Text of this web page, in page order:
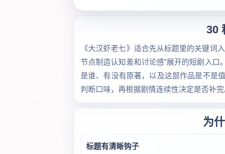
30
《大汉虾老七》适合先从标题里的关键词
节点制造认知差和讨论感”展开的短剧入
是谁、有没有原著，以及这部作品是不是
判断口味，再根据剧情连续性决定是否补完
为
标题有清晰钩子